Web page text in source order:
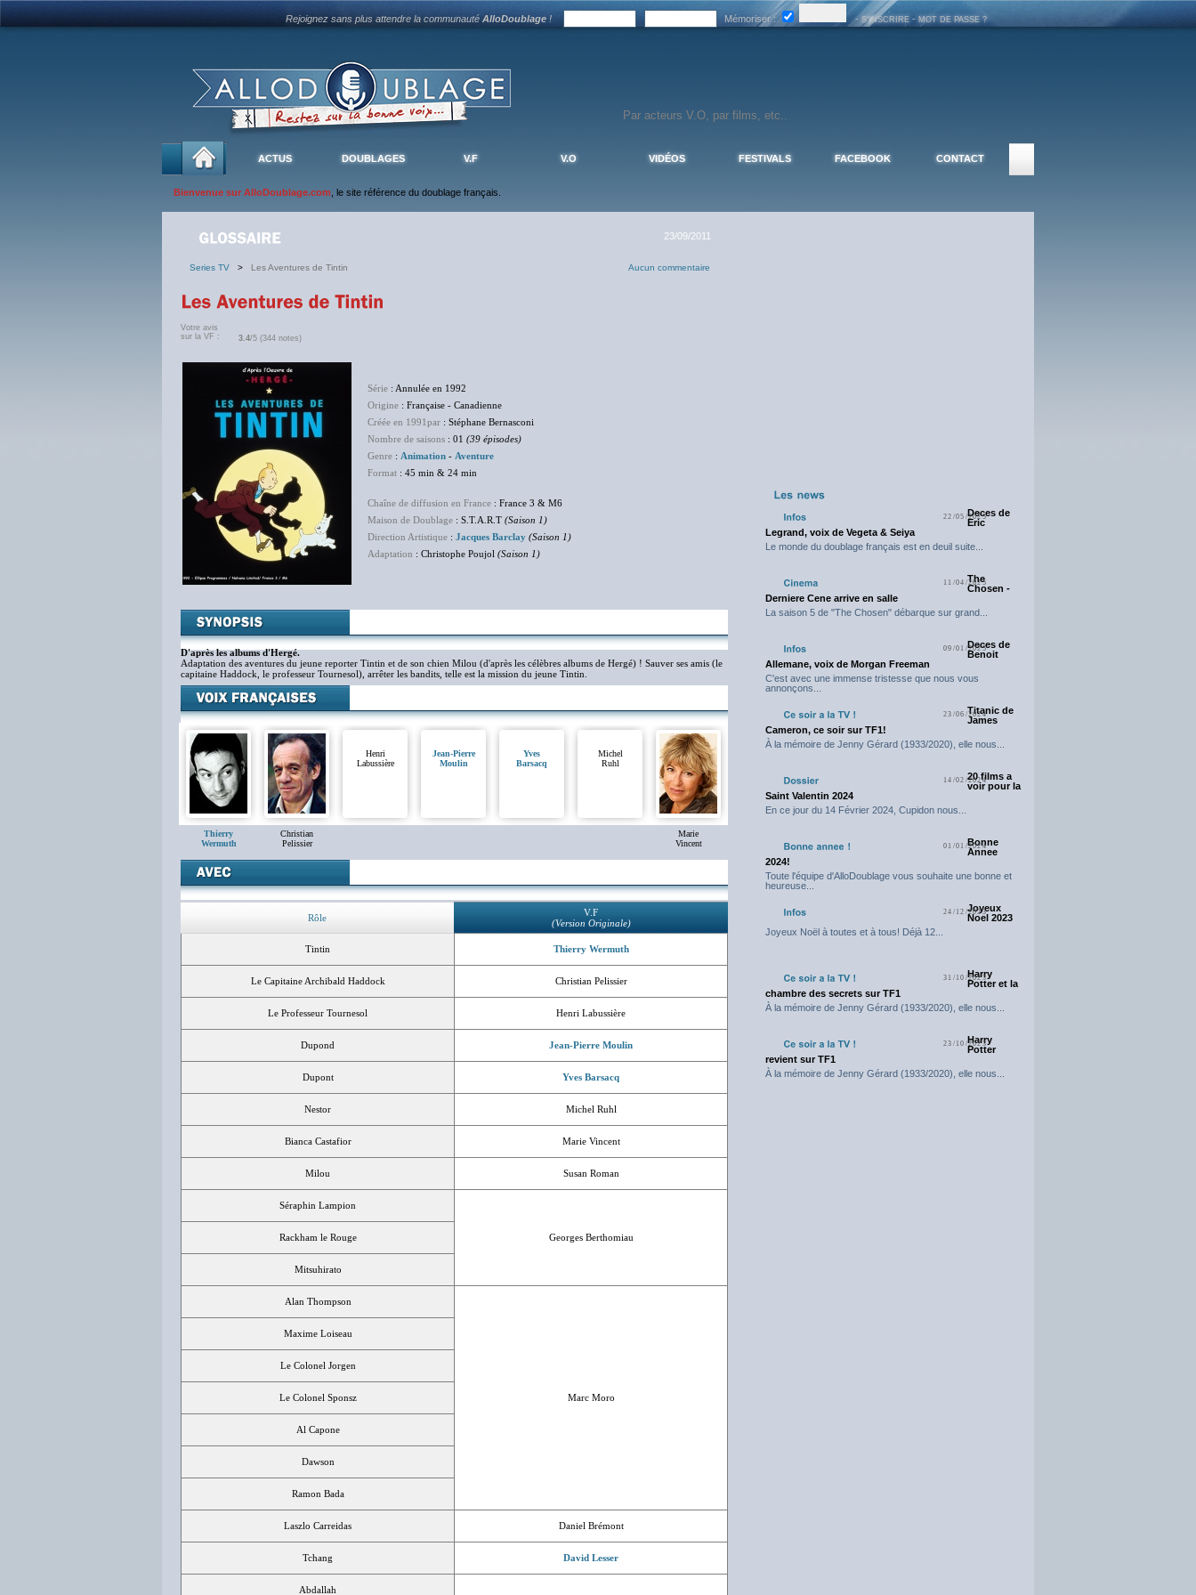
Rejoignez sans plus attendre la communautéAlloDoublage ! Mémoriser : -S'INSCRIRE -MOT DE PASSE ?
ACTUS DOUBLAGES V.F V.O VIDÉOS FESTIVALS FACEBOOK CONTACT
Bienvenue sur AlloDoublage.com , le site référence du doublage français.
23/09/2011
Series TV > Les Aventures de Tintin Aucun commentaire
Votre avis
sur la VF :
3.4/5 (344 notes)
Série : Annulée en 1992
Origine : Française - Canadienne
Créée en 1991par : Stéphane Bernasconi
Nombre de saisons : 01 (39 épisodes)
Genre : Animation - Aventure
Format : 45 min & 24 min
Chaîne de diffusion en France : France 3 & M6
Maison de Doublage : S.T.A.R.T (Saison 1)
Direction Artistique : Jacques Barclay (Saison 1)
Adaptation : Christophe Poujol (Saison 1)
D'après les albums d'Hergé.
Adaptation des aventures du jeune reporter Tintin et de son chien Milou (d'après les célèbres albums de Hergé) ! Sauver ses amis (le
capitaine Haddock, le professeur Tournesol), arrêter les bandits, telle est la mission du jeune Tintin.
Thierry
Wermuth
Christian
Pelissier
Henri
Labussière
Jean-Pierre
Moulin
Yves
Barsacq
Michel
Ruhl
Marie
Vincent
Rôle
V.F
(Version Originale)
Tintin Thierry Wermuth
Le Capitaine Archibald Haddock Christian Pelissier
Le Professeur Tournesol Henri Labussière
Dupond Jean-Pierre Moulin
Dupont Yves Barsacq
Nestor Michel Ruhl
Bianca Castafior Marie Vincent
Milou Susan Roman
Séraphin Lampion
Georges Berthomiau
Rackham le Rouge
Mitsuhirato
Alan Thompson
Marc Moro
Maxime Loiseau
Le Colonel Jorgen
Le Colonel Sponsz
Al Capone
Dawson
Ramon Bada
Laszlo Carreidas Daniel Brémont
Tchang David Lesser
Abdallah
22/05/2025Deces de
Eric
Legrand, voix de Vegeta & Seiya
Le monde du doublage français est en deuil suite...
11/04/2025
The
Chosen -
Derniere Cene arrive en salle
La saison 5 de "The Chosen" débarque sur grand...
09/01/2025Deces de
Benoit
Allemane, voix de Morgan Freeman
C'est avec une immense tristesse que nous vous
annonçons...
23/06/2024Titanic de
James
Cameron, ce soir sur TF1!
À la mémoire de Jenny Gérard (1933/2020), elle nous...
14/02/202420 films a
voir pour la
Saint Valentin 2024
En ce jour du 14 Février 2024, Cupidon nous...
01/01/2024
Bonne
Annee
2024!
Toute l'équipe d'AlloDoublage vous souhaite une bonne et
heureuse...
24/12/2023
Joyeux
Noel 2023
Joyeux Noël à toutes et à tous! Déjà 12...
31/10/2023
Harry
Potter et la
chambre des secrets sur TF1
À la mémoire de Jenny Gérard (1933/2020), elle nous...
23/10/2023
Harry
Potter
revient sur TF1
À la mémoire de Jenny Gérard (1933/2020), elle nous...